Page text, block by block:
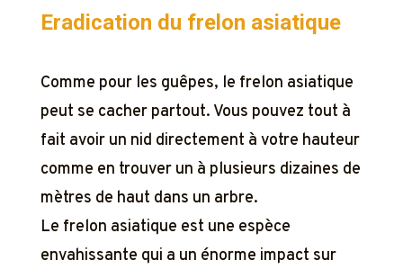
Eradication du frelon asiatique
Comme pour les guêpes, le frelon asiatique
peut se cacher partout. Vous pouvez tout à
fait avoir un nid directement à votre hauteur
comme en trouver un à plusieurs dizaines de
mètres de haut dans un arbre.
Le frelon asiatique est une espèce
envahissante qui a un énorme impact sur